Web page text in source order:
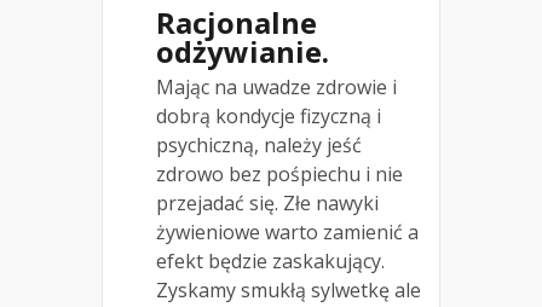
Racjonalne
odżywianie.
Mając na uwadze zdrowie i
dobrą kondycje fizyczną i
psychiczną, należy jeść
zdrowo bez pośpiechu i nie
przejadać się. Złe nawyki
żywieniowe warto zamienić a
efekt będzie zaskakujący.
Zyskamy smukłą sylwetkę ale